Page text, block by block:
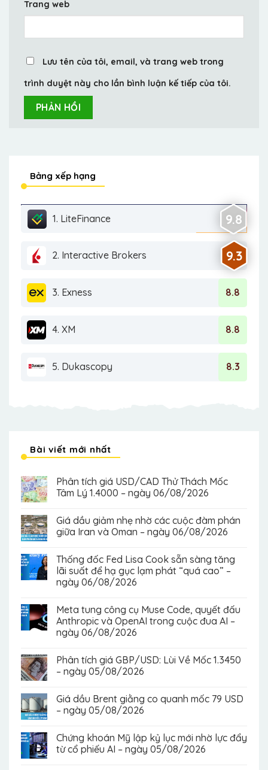
Trang web
Lưu tên của tôi, email, và trang web trong
trình duyệt này cho lần bình luận kế tiếp của tôi.
Bảng xếp hạng
1. LiteFinance 9.8
2. Interactive Brokers 9.3
3. Exness 8.8
4. XM 8.8
5. Dukascopy 8.3
Bài viết mới nhất
Phân tích giá USD/CAD Thử Thách Mốc
Tâm Lý 1.4000 – ngày 06/08/2026
Giá dầu giảm nhẹ nhờ các cuộc đàm phán
giữa Iran và Oman – ngày 06/08/2026
Thống đốc Fed Lisa Cook sẵn sàng tăng
lãi suất để hạ gục lạm phát “quá cao” –
ngày 06/08/2026
Meta tung công cụ Muse Code, quyết đấu
Anthropic và OpenAI trong cuộc đua AI –
ngày 06/08/2026
Phân tích giá GBP/USD: Lùi Về Mốc 1.3450
– ngày 05/08/2026
Giá dầu Brent giằng co quanh mốc 79 USD
– ngày 05/08/2026
Chứng khoán Mỹ lập kỷ lục mới nhờ lực đẩy
từ cổ phiếu AI – ngày 05/08/2026